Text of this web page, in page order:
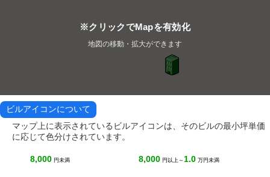
※クリックでMapを有効化
地図の移動・拡大ができます
ビルアイコンについて
マップ上に表示されているビルアイコンは、そのビルの最小坪単価
に応じて色分けされています。
8,000 円未満 8,000 円以上～ 1.0 万円未満